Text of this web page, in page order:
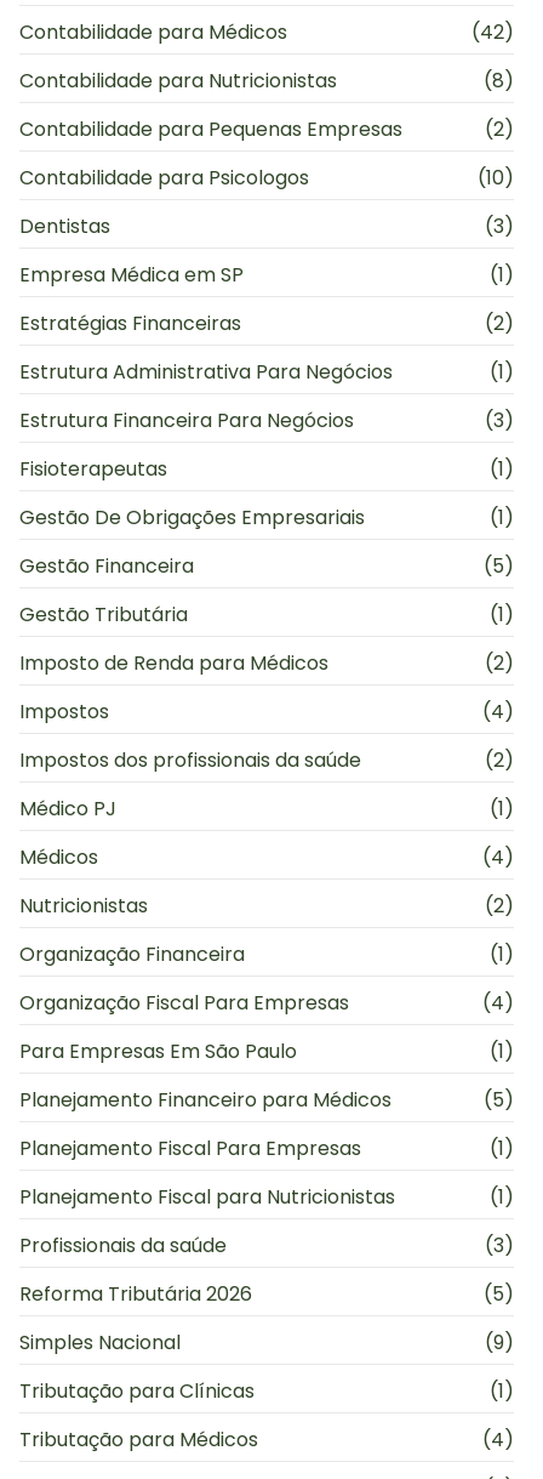
Contabilidade para Médicos
(42)
Contabilidade para Nutricionistas
(8)
Contabilidade para Pequenas Empresas
(2)
Contabilidade para Psicologos
(10)
Dentistas
(3)
Empresa Médica em SP
(1)
Estratégias Financeiras
(2)
Estrutura Administrativa Para Negócios
(1)
Estrutura Financeira Para Negócios
(3)
Fisioterapeutas
(1)
Gestão De Obrigações Empresariais
(1)
Gestão Financeira
(5)
Gestão Tributária
(1)
Imposto de Renda para Médicos
(2)
Impostos
(4)
Impostos dos profissionais da saúde
(2)
Médico PJ
(1)
Médicos
(4)
Nutricionistas
(2)
Organização Financeira
(1)
Organização Fiscal Para Empresas
(4)
Para Empresas Em São Paulo
(1)
Planejamento Financeiro para Médicos
(5)
Planejamento Fiscal Para Empresas
(1)
Planejamento Fiscal para Nutricionistas
(1)
Profissionais da saúde
(3)
Reforma Tributária 2026
(5)
Simples Nacional
(9)
Tributação para Clínicas
(1)
Tributação para Médicos
(4)